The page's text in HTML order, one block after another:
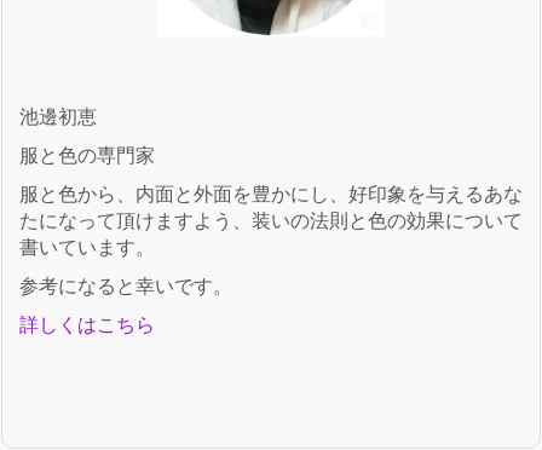
池邊初恵
服と色の専門家
服と色から、内面と外面を豊かにし、好印象を与えるあな
たになって頂けますよう、装いの法則と色の効果について
書いています。
参考になると幸いです。
詳しくはこちら